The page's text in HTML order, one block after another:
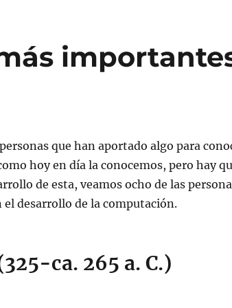
que han aportado algo para
hoy en día la conocemos, pero hay
de esta, veamos ocho de las
el desarrollo de la computación.
ca. 265 a. C.)